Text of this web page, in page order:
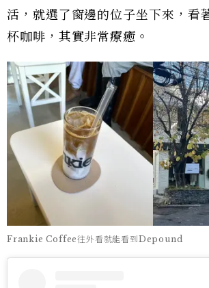
活，就選了窗邊的位子坐下來，看
杯咖啡，其實非常療癒。
Frankie Coffee往外看就能看到Depound